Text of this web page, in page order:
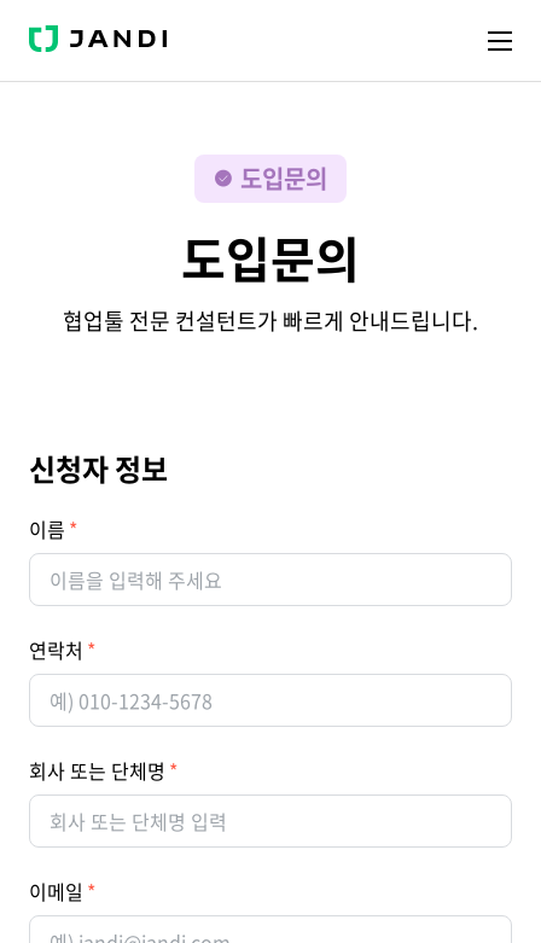
J
N
도입문의
도입문의
협업툴 전문 컨설턴트가 빠르게 안내드립니다.
신청자 정보
이름
연락처
회사 또는 단체명
이메일